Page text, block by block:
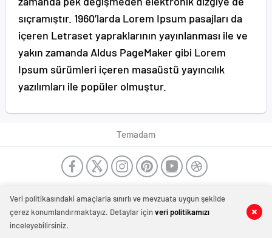
sıçramıştır. 1960’larda Lorem Ipsum pasajları da
içeren Letraset yapraklarının yayınlanması ile ve
yakın zamanda Aldus PageMaker gibi Lorem
Ipsum sürümleri içeren masaüstü yayıncılık
yazılımları ile popüler olmuştur.
Temadam
Veri politikasındaki amaçlarla sınırlı ve mevzuata uygun şekilde
çerez konumlandırmaktayız. Detaylar içinveri politikamızı
inceleyebilirsiniz.